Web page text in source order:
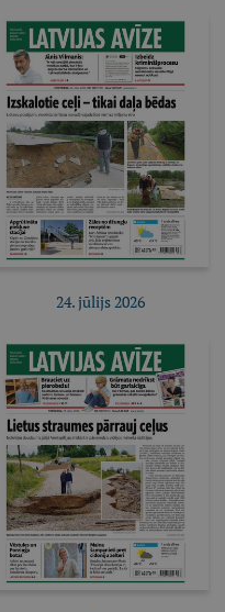
Pirkt e-izdevumu
Pirkt abonementu
Pirkt e-izdevumu
Pirkt abonementu
24. jūlijs 2026